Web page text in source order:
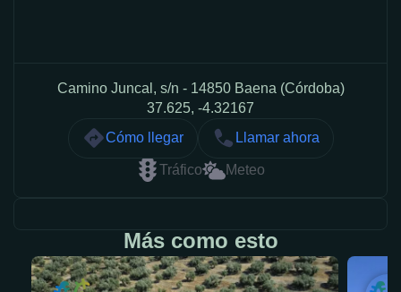
Camino Juncal, s/n - 14850 Baena (Córdoba)
37.625, -4.32167
Cómo llegar
Llamar ahora
Tráfico Meteo
Más como esto